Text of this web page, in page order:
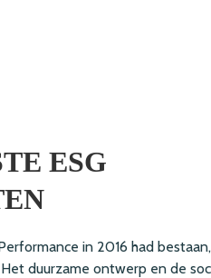
ESG
in 2016 had
duurzame ontwerp en de